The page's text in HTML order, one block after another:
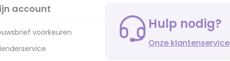
account
voorkeuren
Hulp nodig?
Onze klantenservice